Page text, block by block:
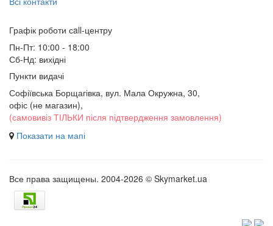
Графік роботи сall-центру
Пн-Пт: 10:00 - 18:00
Сб-Нд: вихідні
Пункти видачі
Софіївська Борщагівка, вул. Мала Окружна, 30,
офіс (не магазин),
(самовивіз ТІЛЬКИ після підтвердження замовлення)
Показати на мапі
Все права защищены. 2004-2026 © Skymarket.ua